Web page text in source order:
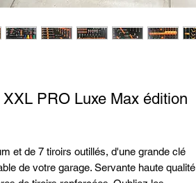
PRO Luxe Max édition
et de 7 tiroirs outillés, d'une grande clé
de votre garage. Servante haute qualité